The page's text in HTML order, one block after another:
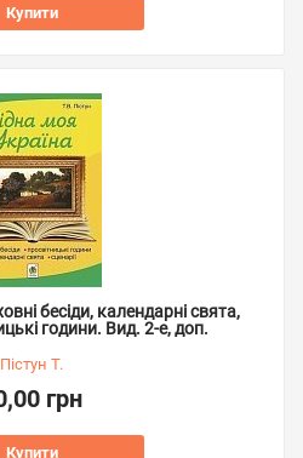
Купити
бесіди, календарні свята,
години. Вид. 2-е, доп.
Пістун Т.
грн
Купити